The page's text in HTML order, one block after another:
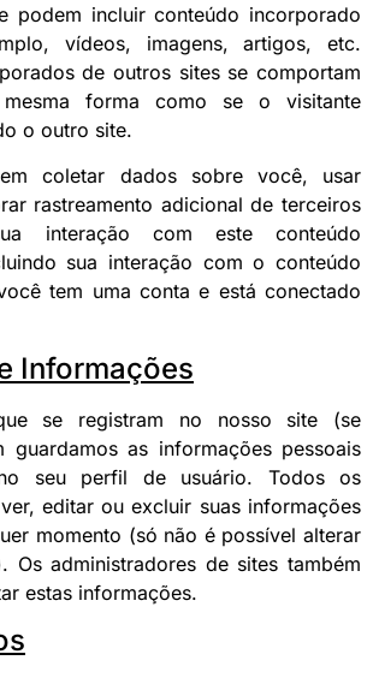
podem incluir conteúdo incorporado
vídeos, imagens, artigos, etc.
de outros sites se comportam
mesma forma como se o visitante
o outro site.
coletar dados sobre você, usar
rastreamento adicional de terceiros
interação com este conteúdo
sua interação com o conteúdo
tem uma conta e está conectado
Informações
se registram no nosso site (se
guardamos as informações pessoais
seu perfil de usuário. Todos os
editar ou excluir suas informações
momento (só não é possível alterar
Os administradores de sites também
estas informações.